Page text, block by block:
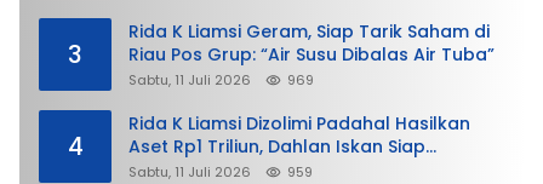
3
Rida K Liamsi Geram, Siap Tarik Saham di
Riau Pos Grup: “Air Susu Dibalas Air Tuba”
Sabtu, 11 Juli 2026 969
4
Rida K Liamsi Dizolimi Padahal Hasilkan
Aset Rp1 Triliun, Dahlan Iskan Siap
Membela
Sabtu, 11 Juli 2026 959